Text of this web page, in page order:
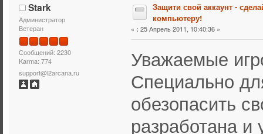
Stark
Администратор
Ветеран
Сообщений: 2230
Karma: 774
support@l2arcana.ru
Защити свой аккаунт -
компьютеру!
« : 25 Апрель 2011, 10:40:36 »
Уважаемые
Специально
обезопасить
разработана